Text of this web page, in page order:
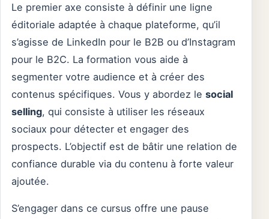
Le premier axe consiste à définir une ligne
éditoriale adaptée à chaque plateforme, qu’il
s’agisse de LinkedIn pour le B2B ou d’Instagram
pour le B2C. La formation vous aide à
segmenter votre audience et à créer des
contenus spécifiques. Vous y abordez le social
selling, qui consiste à utiliser les réseaux
sociaux pour détecter et engager des
prospects. L’objectif est de bâtir une relation de
confiance durable via du contenu à forte valeur
ajoutée.
S’engager dans ce cursus offre une pause